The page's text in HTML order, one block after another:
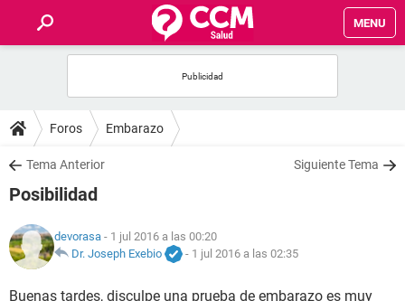
MENU
FOROS
SALUD
NUTRICIÓN
Foros Embarazo
Tema Anterior Siguiente Tema
Posibilidad
devorasa - 1 jul 2016 a las 00:20
Dr. Joseph Exebio
- 1 jul 2016 a las 02:35
Buenas tardes, disculpe una prueba de embarazo es muy